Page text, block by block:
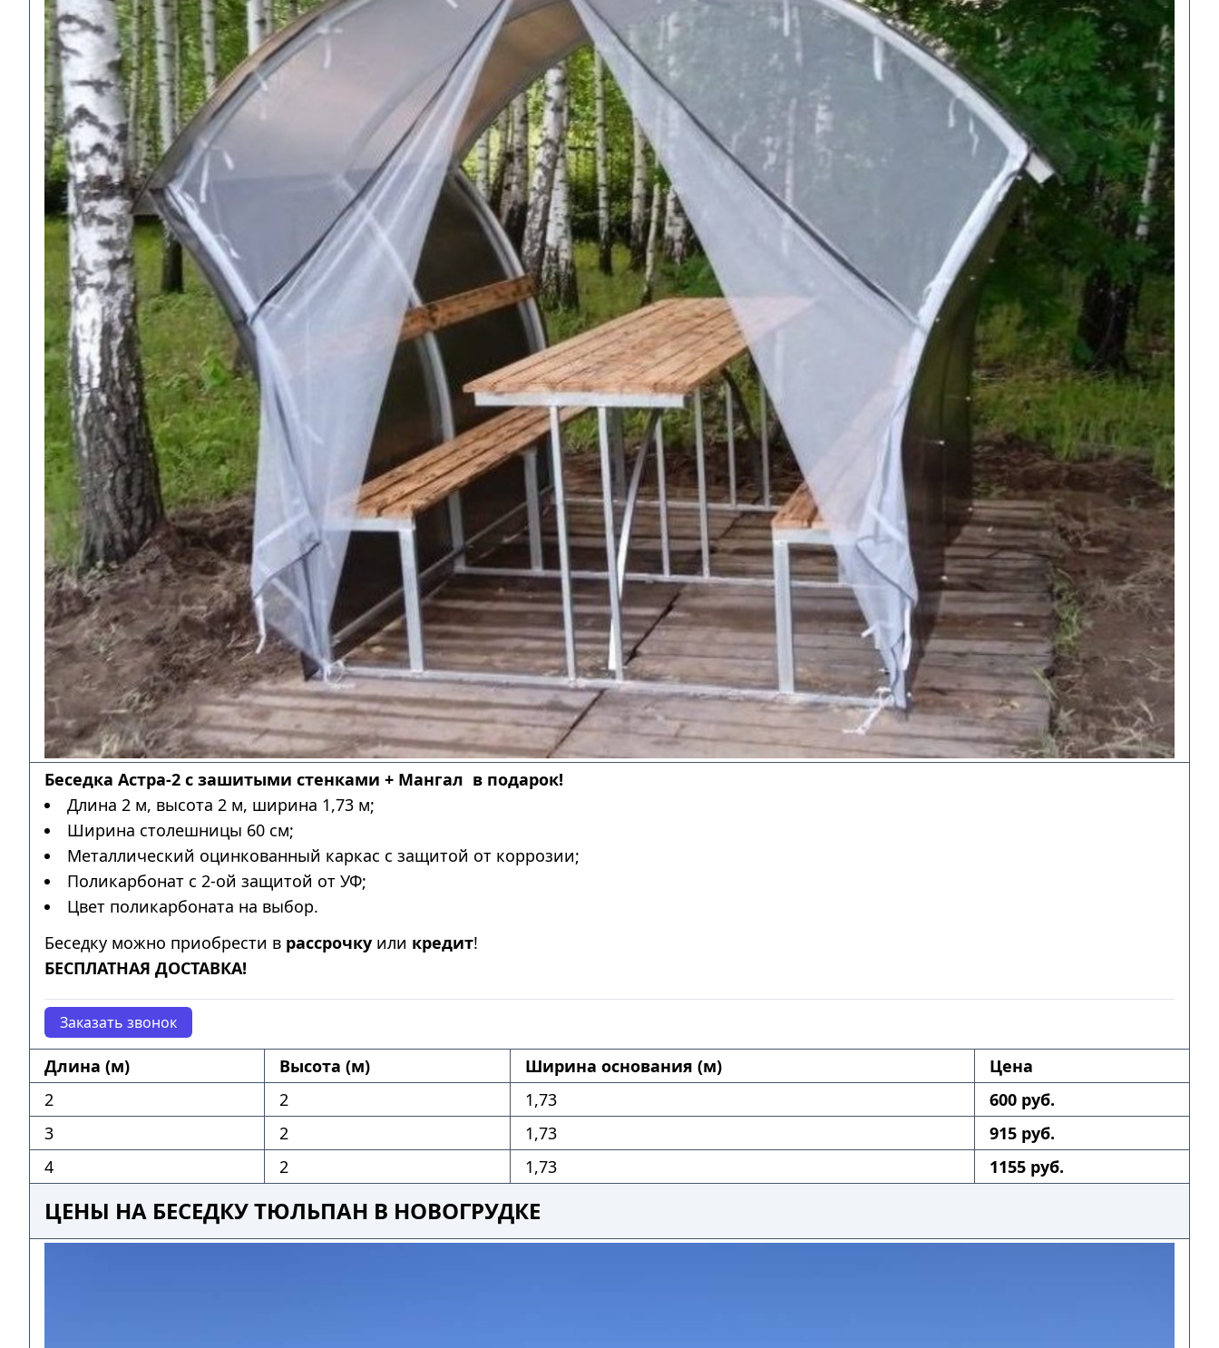
Беседка Астра-2 с зашитыми стенками + Мангал в подарок!
Длина 2 м, высота 2 м, ширина 1,73 м;
Ширина столешницы 60 см;
Металлический оцинкованный каркас с защитой от коррозии;
Поликарбонат с 2-ой защитой от УФ;
Цвет поликарбоната на выбор.
Беседку можно приобрести в рассрочку или кредит!
БЕСПЛАТНАЯ ДОСТАВКА!
Заказать звонок
Длина (м) Высота (м) Ширина основания (м)
Цена
2
2 1,73
600 руб.
3
2 1,73
915 руб.
4
2 1,73 1155 руб.
ЦЕНЫ НА БЕСЕДКУ ТЮЛЬПАН В НОВОГРУДКЕ